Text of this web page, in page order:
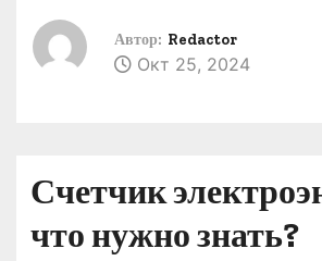
Автор: Redactor
Окт 25, 2024
Счетчик
что нужно знать?